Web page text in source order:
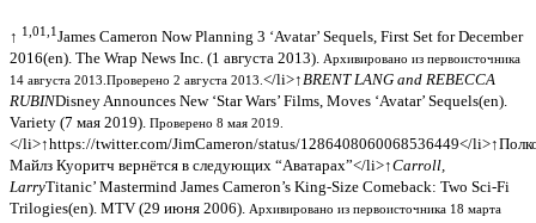
↑ 1,01,1James Cameron Now Planning 3 ‘Avatar’ Sequels, First Set for December
2016(en). The Wrap News Inc. (1 августа 2013). Архивировано из первоисточника
14 августа 2013. Проверено 2 августа 2013. </li>↑ BRENT LANG and REBECCA
RUBINDisney Announces New ‘Star Wars’ Films, Moves ‘Avatar’ Sequels(en).
Variety (7 мая 2019). Проверено 8 мая 2019.
</li>↑https://twitter.com/JimCameron/status/1286408060068536449</li>↑
Майлз Куоритч вернётся в следующих “Аватарах”</li>↑Carroll,
LarryTitanic’ Mastermind James Cameron’s King-Size Comeback: Two Sci-Fi
Trilogies(en). MTV (29 июня 2006). Архивировано из первоисточника 18 марта